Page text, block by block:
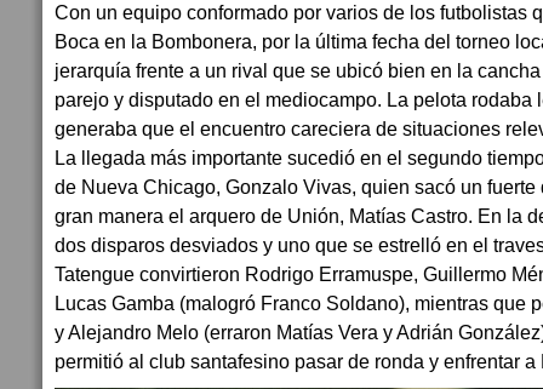
Con un equipo conformado por varios de los futbolistas
Boca en la Bombonera, por la última fecha del torneo
jerarquía frente a un rival que se ubicó bien en la
parejo y disputado en el mediocampo. La pelota rodaba
generaba que el encuentro careciera de situaciones
La llegada más importante sucedió en el segundo
de Nueva Chicago, Gonzalo Vivas, quien sacó un
gran manera el arquero de Unión, Matías Castro. En la
dos disparos desviados y uno que se estrelló en el
Tatengue convirtieron Rodrigo Erramuspe, Guillermo
Lucas Gamba (malogró Franco Soldano), mientras que
y Alejandro Melo (erraron Matías Vera y Adrián
permitió al club santafesino pasar de ronda y enfrentar